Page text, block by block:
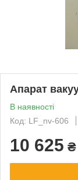
Апарат
В наявності
Код: LF_nv-606
10 625 ₴